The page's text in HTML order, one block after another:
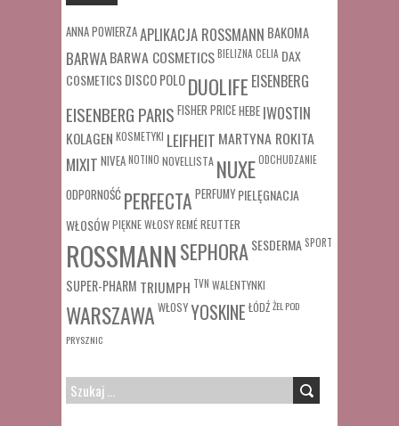
ANNA POWIERZAAPLIKACJA ROSSMANN BAKOMA
BARWABARWA COSMETICSBIELIZNA CELIA DAX
COSMETICSDISCO POLODUOLIFE EISENBERG
EISENBERG PARIS FISHER PRICEHEBE IWOSTIN
KOLAGEN KOSMETYKI LEIFHEIT MARTYNA ROKITA
MIXIT NIVEANOTINO NOVELLISTA NUXEODCHUDZANIE
ODPORNOŚĆ PERFECTA PERFUMY PIELĘGNACJA
WŁOSÓWPIĘKNE WŁOSYREMÉREUTTER
ROSSMANNSEPHORASESDERMA SPORT
SUPER-PHARM TRIUMPH TVN WALENTYNKI
WARSZAWA WŁOSYYOSKINE ŁÓDŹŻEL POD
PRYSZNIC
SZUKAJ: